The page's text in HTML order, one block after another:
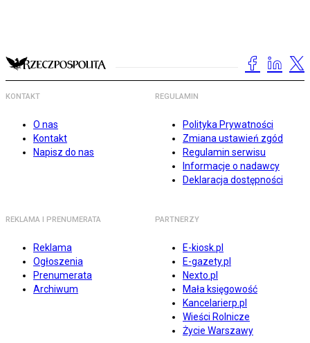
KONTAKT
O nas
Kontakt
Napisz do nas
REGULAMIN
Polityka Prywatności
Zmiana ustawień zgód
Regulamin serwisu
Informacje o nadawcy
Deklaracja dostępności
REKLAMA I PRENUMERATA
Reklama
Ogłoszenia
Prenumerata
Archiwum
PARTNERZY
E-kiosk.pl
E-gazety.pl
Nexto.pl
Mała księgowość
Kancelarierp.pl
Wieści Rolnicze
Życie Warszawy